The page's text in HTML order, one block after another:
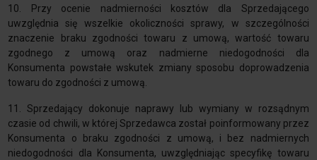
10. Przy ocenie nadmierności kosztów dla Sprzedającego
uwzględnia się wszelkie okoliczności sprawy, w szczególności
znaczenie braku zgodności towaru z umową, wartość towaru
zgodnego z umową oraz nadmierne niedogodności dla
Konsumenta powstałe wskutek zmiany sposobu doprowadzenia
towaru do zgodności z umową.
11. Sprzedający dokonuje naprawy lub wymiany w rozsądnym
czasie od chwili, w której Sprzedawca został poinformowany przez
Konsumenta o braku zgodności z umową, i bez nadmiernych
niedogodności dla Konsumenta, uwzględniając specyfikę towaru